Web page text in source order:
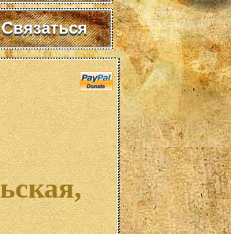
Связаться